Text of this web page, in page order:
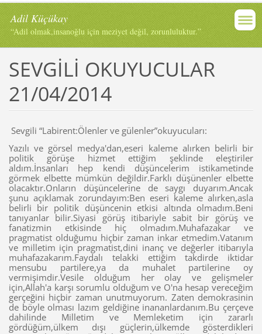
Adil Küçükay
“Adil olmak,insanoğlu için meziyet değil, zorunluluktur.”
SEVGİLİ OKUYUCULAR
21/04/2014
Sevgili “Labirent:Ölenler ve gülenler”okuyucuları:
Yazılı ve görsel medya'dan,eseri kaleme alırken belirli bir
politik görüşe hizmet ettiğim şeklinde eleştiriler
aldım.İnsanları hep kendi düşüncelerim istikametinde
görmek elbette mümkün değildir.Farklı düşünenler elbette
olacaktır.Onların düşüncelerine de saygı duyarım.Ancak
şunu açıklamak zorundayım:Ben eseri kaleme alırken,asla
belirli bir politik düşüncenin etkisi altında olmadım.Beni
tanıyanlar bilir.Siyasi görüş itibariyle sabit bir görüş ve
fanatizmin etkisinde hiç olmadım.Muhafazakar ve
pragmatist olduğumu hiçbir zaman inkar etmedim.Vatanım
ve milletim için pragmatist,dini inanç ve değerler itibarıyla
muhafazakarım.Faydalı telakki ettiğim takdirde iktidar
mensubu partilere,ya da muhalet partilerine oy
vermişimdir.Vesile olduğum her olay ve gelişmeler
için,Allah'a karşı sorumlu olduğum ve O'na hesap vereceğim
gerçeğini hiçbir zaman unutmuyorum. Zaten demokrasinin
de böyle olması lazım geldiğine inananlardanım.Bu çerçeve
dahilinde Milletim ve Memleketim için zararlı
gördüğüm,ülkem dışı güçlerin,ülkemde gösterdikleri